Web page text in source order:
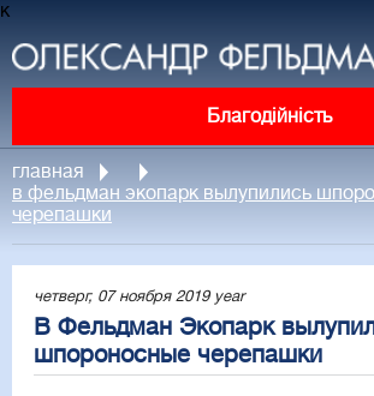
к
Благодійність
главная
в фельдман экопарк вылупились
черепашки
четверг, 07 ноября 2019 year
В Фельдман Экопарк
шпороносные черепашки